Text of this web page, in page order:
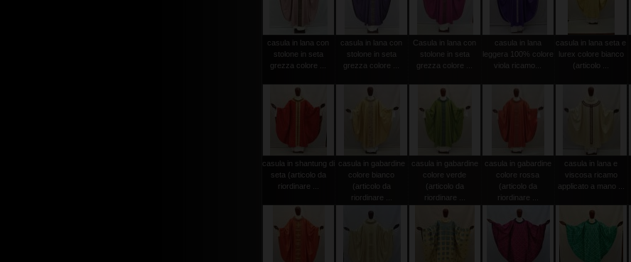
casula in lana con
stolone in seta
grezza colore ...
casula in lana con
stolone in seta
grezza colore ...
Casula in lana con
stolone in seta
grezza colore ...
casula in lana
leggera 100% colore
viola ricamo...
casula in lana seta e
lurex colore bianco
(articolo ...
casula in shantung di
seta (articolo da
riordinare ...
casula in gabardine
colore bianco
(articolo da
riordinare ...
casula in gabardine
colore verde
(articolo da
riordinare ...
casula in gabardine
colore rossa
(articolo da
riordinare ...
casula in lana e
viscosa ricamo
applicato a mano ...